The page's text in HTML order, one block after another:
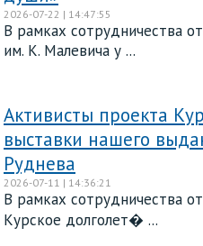
2026-07-22 | 14:47:55
В рамках сотрудничества
им. К. Малевича у ...
Активисты проекта
выставки нашего
Руднева
2026-07-11 | 14:36:21
В рамках сотрудничества
Курское долголет� ...